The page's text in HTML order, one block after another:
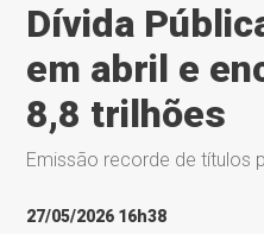
Dívida
em abril e
8,8 trilhões
Emissão recorde de títulos
27/05/2026 16h38